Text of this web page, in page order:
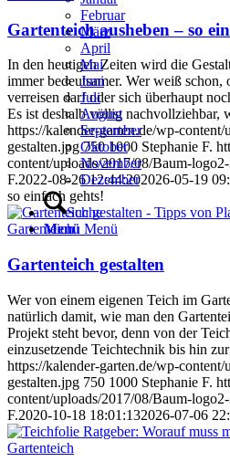
Februar
März
April
Mai
Juni
Juli
August
September
Oktober
November
Dezember
Suche
Menü Menü
Gartenteich ausheben – so
In den heutigen Zeiten wird die
immer bedeutsamer. Wer weiß schon,
verreisen darf oder sich überhaupt
Es ist deshalb völlig nachvollziehbar,
https://kalender-garten.de/wp-
gestalten.jpg 750 1000 Stephanie F.
content/uploads/2017/08/Baum-
F.2022-08-26 12:44:202026-05-19
so einfach gehts!
Gartenteich
Gartenteich gestalten
Wer von einem eigenen Teich im
natürlich damit, wie man den
Projekt steht bevor, denn von der
einzusetzende Teichtechnik bis hin
https://kalender-garten.de/wp-
gestalten.jpg 750 1000 Stephanie F.
content/uploads/2017/08/Baum-
F.2020-10-18 18:01:132026-07-06
Gartenteich